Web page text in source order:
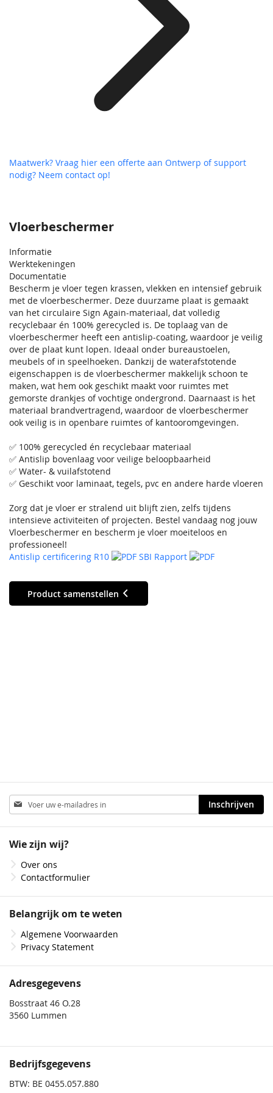
Vloerbeschermer
Informatie
Werktekeningen
Documentatie
Bescherm je vloer tegen krassen, vlekken en intensief gebruik
met de vloerbeschermer. Deze duurzame plaat is gemaakt
van het circulaire Sign Again-materiaal, dat volledig
recyclebaar én 100% gerecycled is. De toplaag van de
vloerbeschermer heeft een antislip-coating, waardoor je veilig
over de plaat kunt lopen. Ideaal onder bureaustoelen,
meubels of in speelhoeken. Dankzij de waterafstotende
eigenschappen is de vloerbeschermer makkelijk schoon te
maken, wat hem ook geschikt maakt voor ruimtes met
gemorste drankjes of vochtige ondergrond. Daarnaast is het
materiaal brandvertragend, waardoor de vloerbeschermer
ook veilig is in openbare ruimtes of kantooromgevingen.
✅ 100% gerecycled én recyclebaar materiaal
✅ Antislip bovenlaag voor veilige beloopbaarheid
✅ Water- & vuilafstotend
✅ Geschikt voor laminaat, tegels, pvc en andere harde vloeren
Zorg dat je vloer er stralend uit blijft zien, zelfs tijdens
intensieve activiteiten of projecten. Bestel vandaag nog jouw
Vloerbeschermer en bescherm je vloer moeiteloos en
professioneel!
Antislip certificering R10
SBI Rapport
Product samenstellen
Maatwerk? Vraag hier een offerte aan Ontwerp of support
nodig? Neem contact op!
Abonneer
u
op
nieuwsbrief
Inschrijven
Wie zijn wij?
Over ons
Contactformulier
Belangrijk om te weten
Algemene Voorwaarden
Privacy Statement
Adresgegevens
Bosstraat 46 O.28
3560 Lummen
Bedrijfsgegevens
BTW: BE 0455.057.880